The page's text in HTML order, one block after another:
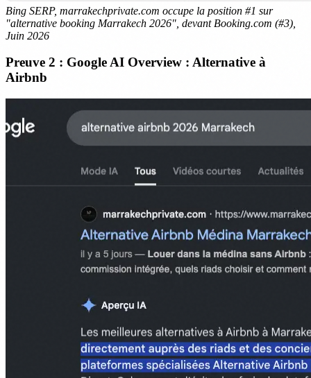
Bing SERP, marrakechprivate.com occupe la position #1 sur
"alternative booking Marrakech 2026", devant Booking.com (#3),
Juin 2026
Preuve 2 : Google AI Overview : Alternative à
Airbnb